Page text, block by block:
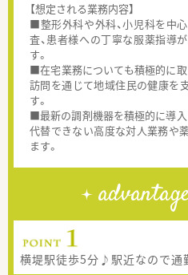
【想定される業務内容】
■整形外科や外科、小児科を中
査、患者様への丁寧な服薬指導
す。
■在宅業務についても積極的に取
訪問を通じて地域住民の健康を
す。
■最新の調剤機器を積極的に導入
代替できない高度な対人業務や
ます。
横堤駅徒歩5分♪駅近なので通